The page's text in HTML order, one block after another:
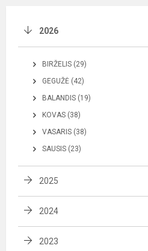
2026
BIRŽELIS (29)
GEGUŽĖ (42)
BALANDIS (19)
KOVAS (38)
VASARIS (38)
SAUSIS (23)
2025
2024
2023